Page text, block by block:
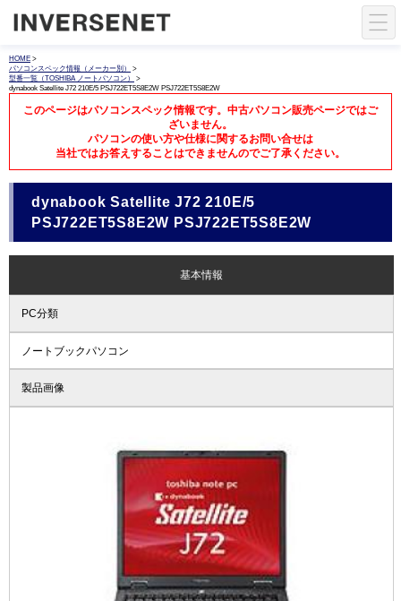
HOME >
パソコンスペック情報（メーカー別）
>
型番一覧（TOSHIBA ノートパソコン）
>
dynabook Satellite J72 210E/5 PSJ722ET5S8E2W PSJ722ET5S8E2W
このページはパソコンスペック情報です。中古パソコン販売ページではご
ざいません。
パソコンの使い方や仕様に関するお問い合せは
当社ではお答えすることはできませんのでご了承ください。
dynabook Satellite J72 210E/5
PSJ722ET5S8E2W PSJ722ET5S8E2W
基本情報
PC分類
ノートブックパソコン
製品画像